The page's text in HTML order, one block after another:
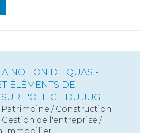
NOTION DE QUASI-
ÉLÉMENTS DE
L'OFFICE DU JUGE
Patrimoine / Construction
Gestion de l'entreprise /